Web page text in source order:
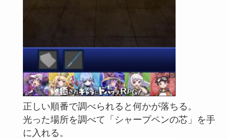
正しい順番で調べられると何かが落ちる。
光った場所を調べて「シャープペンの芯」を手
に入れる。